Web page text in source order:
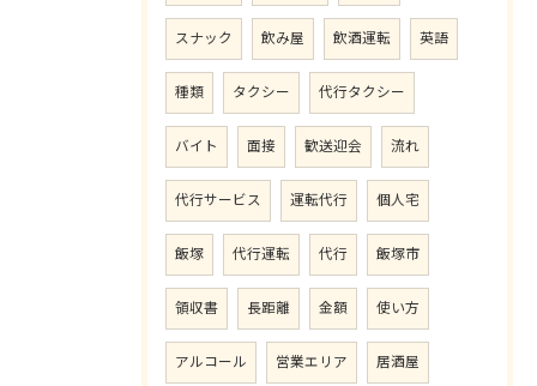
スナック 飲み屋 飲酒運転 英語
種類 タクシー 代行タクシー
バイト 面接 歓送迎会 流れ
代行サービス 運転代行 個人宅
飯塚 代行運転 代行 飯塚市
領収書 長距離 金額 使い方
アルコール 営業エリア 居酒屋